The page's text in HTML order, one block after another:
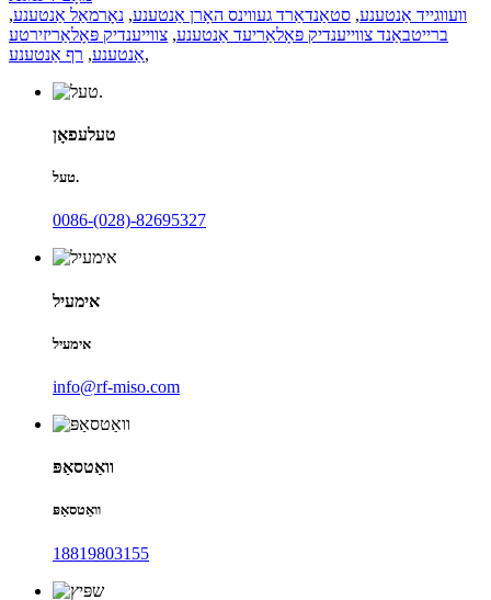
וועווגייד אַנטענע, סטאַנדאַרד געווינס האָרן אַנטענע, נאָרמאַל אַנטענע,
ברייטבאַנד צווייענדיק פּאָלאַריעד אַנטענע, צווייענדיק פּאָלאַריזירטע
אַנטענע, רף אַנטענע ,
טעלעפאָן
טעל.
0086-(028)-82695327
אימעיל
אימעיל
info@rf-miso.com
וואַטסאַפּ
וואַטסאַפּ
18819803155